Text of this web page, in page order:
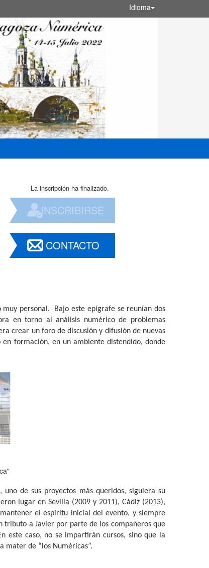
Idioma
La inscripción ha finalizado.
INSCRIBIRSE
CONTACTO
muy personal. Bajo este epígrafe se reunían dos
en torno al análisis numérico de problemas
crear un foro de discusión y difusión de nuevas
formación, en un ambiente distendido, donde
de sus proyectos más queridos, siguiera su
lugar en Sevilla (2009 y 2011), Cádiz (2013),
el espíritu inicial del evento, y siempre
tributo a Javier por parte de los compañeros que
este caso, no se impartirán cursos, sino que la
mater de “los Numéricas”.